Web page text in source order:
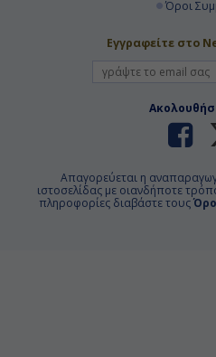
Όροι
Εγγραφείτε στο
Απαγορεύεται η
ιστοσελίδας με οιανδήποτε
πληροφορίες διαβάστε τους